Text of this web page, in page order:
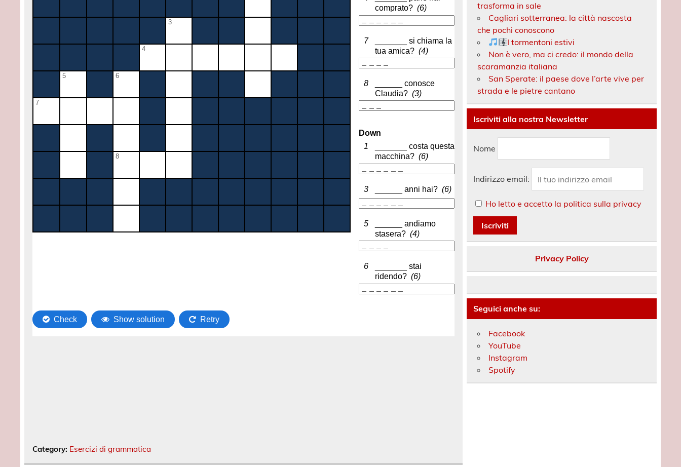
Category: Esercizi di grammatica
trasforma in sale
Cagliari sotterranea: la città nascosta
che pochi conoscono
I tormentoni estivi
Non è vero, ma ci credo: il mondo della
scaramanzia italiana
San Sperate: il paese dove l’arte vive per
strada e le pietre cantano
Iscriviti alla nostra Newsletter
Nome
Indirizzo email:
Ho letto e accetto la politica sulla privacy
Privacy Policy
Seguici anche su:
Facebook
YouTube
Instagram
Spotify